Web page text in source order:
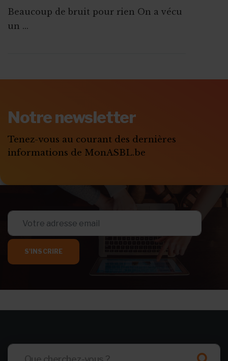
Beaucoup de bruit pour rien On a vécu
un ...
S'ABONNER
Notre newsletter
Tenez-vous au courant des dernières
informations de MonASBL.be
S'INSCRIRE